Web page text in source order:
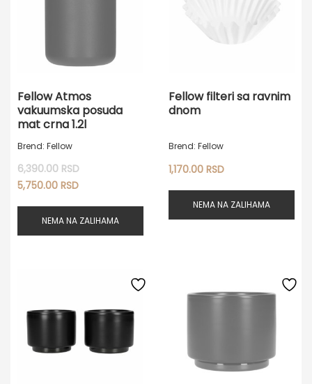
Fellow Atmos
vakuumska posuda
mat crna 1.2l
Brend: Fellow
6,390.00 RSDOriginalna
bila:
6,390.00 RSD.
5,750.00 RSDTrenutna
je:
5,750.00 RSD.
NEMA NA ZALIHAMA
Fellow filteri sa ravnim
dnom
Brend: Fellow
1,170.00RSD
NEMA NA ZALIHAMA